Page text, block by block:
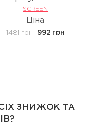
SCREEN
Ціна
1481 грн 992 грн
ЗНИЖОК ТА